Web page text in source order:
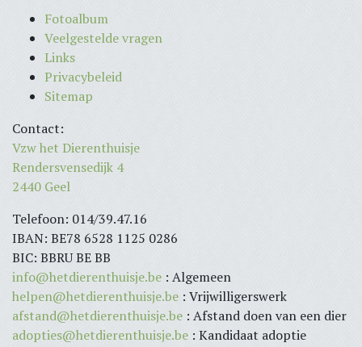
Fotoalbum
Veelgestelde vragen
Links
Privacybeleid
Sitemap
Contact:
Vzw het Dierenthuisje
Rendersvensedijk 4
2440 Geel
Telefoon: 014/39.47.16
IBAN: BE78 6528 1125 0286
BIC: BBRU BE BB
info@hetdierenthuisje.be : Algemeen
helpen@hetdierenthuisje.be : Vrijwilligerswerk
afstand@hetdierenthuisje.be : Afstand doen van een dier
adopties@hetdierenthuisje.be : Kandidaat adoptie